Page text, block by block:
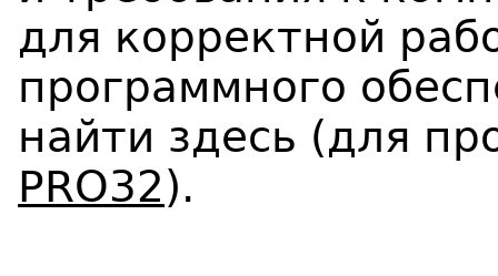
для корректной
программного
найти здесь (для
PRO32).